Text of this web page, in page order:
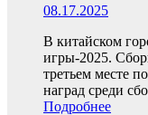
08.17.2025
В китайском
игры-2025.
третьем месте
наград среди
Подробнее